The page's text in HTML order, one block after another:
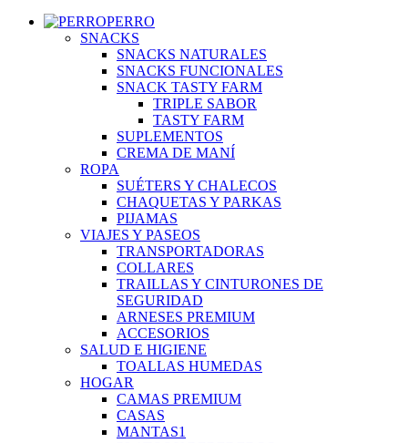
PERRO
SNACKS
SNACKS NATURALES
SNACKS FUNCIONALES
SNACK TASTY FARM
TRIPLE SABOR
TASTY FARM
SUPLEMENTOS
CREMA DE MANÍ
ROPA
SUÉTERS Y CHALECOS
CHAQUETAS Y PARKAS
PIJAMAS
VIAJES Y PASEOS
TRANSPORTADORAS
COLLARES
TRAILLAS Y CINTURONES DE
SEGURIDAD
ARNESES PREMIUM
ACCESORIOS
SALUD E HIGIENE
TOALLAS HUMEDAS
HOGAR
CAMAS PREMIUM
CASAS
MANTAS1